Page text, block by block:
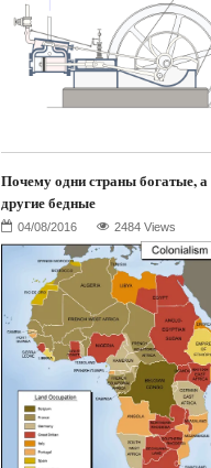
Почему одни страны богатые, а
другие бедные
2484 Views